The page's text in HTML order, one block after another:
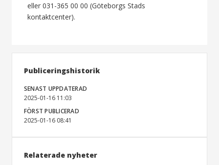
eller 031-365 00 00 (Göteborgs Stads
kontaktcenter).
Publiceringshistorik
SENAST UPPDATERAD
2025-01-16 11:03
FÖRST PUBLICERAD
2025-01-16 08:41
Relaterade nyheter